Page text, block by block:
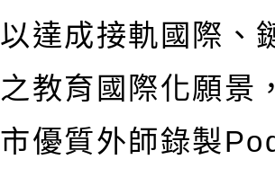
以達成接軌國際、
之教育國際化願景
市優質外師錄製